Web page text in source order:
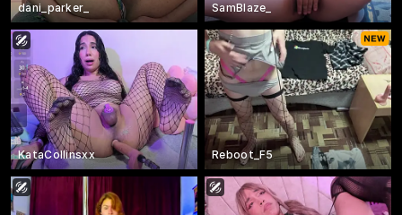
dani_parker_ SamBlaze_
KataCollinsxx Reboot_F5